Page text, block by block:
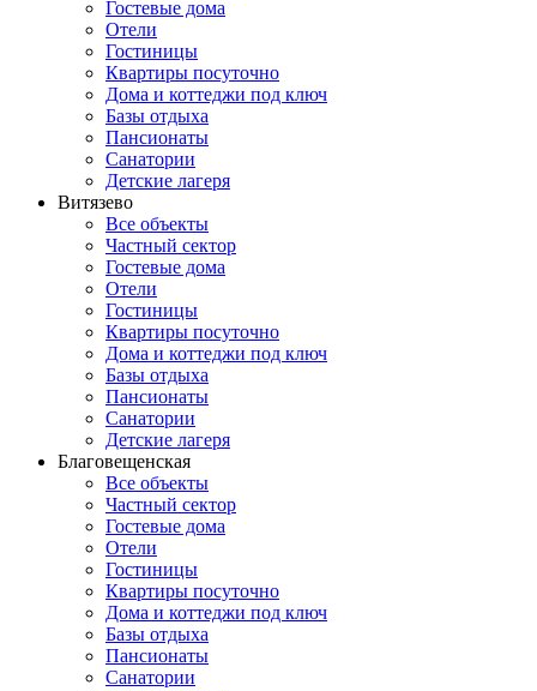
Гостевые дома
Отели
Гостиницы
Квартиры посуточно
Дома и коттеджи под ключ
Базы отдыха
Пансионаты
Санатории
Детские лагеря
Витязево
Все объекты
Частный сектор
Гостевые дома
Отели
Гостиницы
Квартиры посуточно
Дома и коттеджи под ключ
Базы отдыха
Пансионаты
Санатории
Детские лагеря
Благовещенская
Все объекты
Частный сектор
Гостевые дома
Отели
Гостиницы
Квартиры посуточно
Дома и коттеджи под ключ
Базы отдыха
Пансионаты
Санатории